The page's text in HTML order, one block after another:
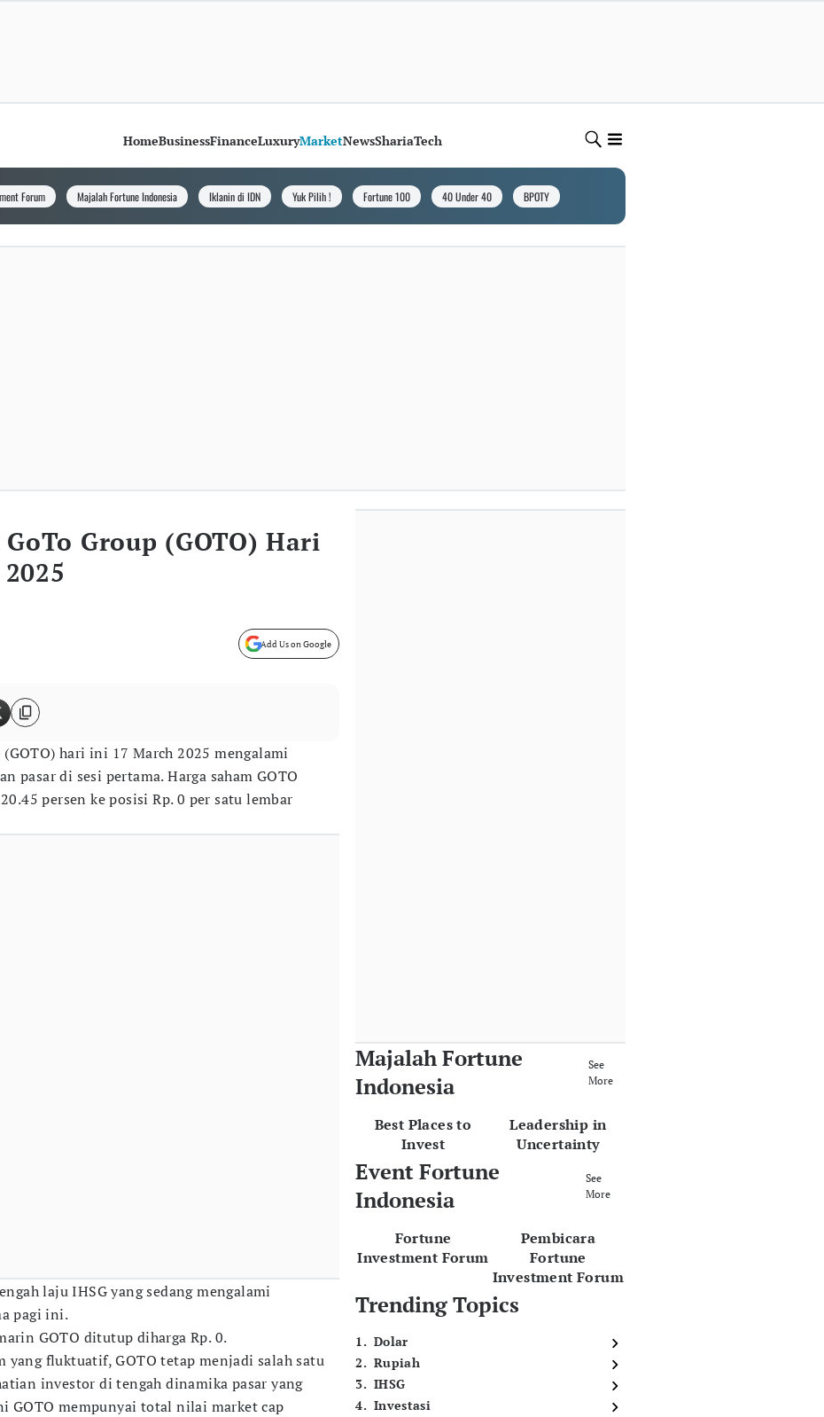
HomeBusinessFinanceLuxuryMarketNewsShariaTech
Forum Majalah Fortune Indonesia Iklanin di IDN Yuk Pilih ! Fortune 100 40 Under 40 BPOTY
Group (GOTO) Hari
Add Us on Google
(GOTO) hari ini 17 March 2025 mengalami
pasar di sesi pertama. Harga saham GOTO
persen ke posisi Rp. 0 per satu lembar
laju IHSG yang sedang mengalami
pagi ini.
GOTO ditutup diharga Rp. 0.
yang fluktuatif, GOTO tetap menjadi salah satu
investor di tengah dinamika pasar yang
GOTO mempunyai total nilai market cap
Majalah Fortune
Indonesia
See
More
Best Places to
Invest
Leadership in
Uncertainty
Event Fortune
Indonesia
See
More
Fortune
Investment Forum
Pembicara
Fortune
Investment Forum
Trending Topics
1. Dolar
2. Rupiah
3. IHSG
4. Investasi